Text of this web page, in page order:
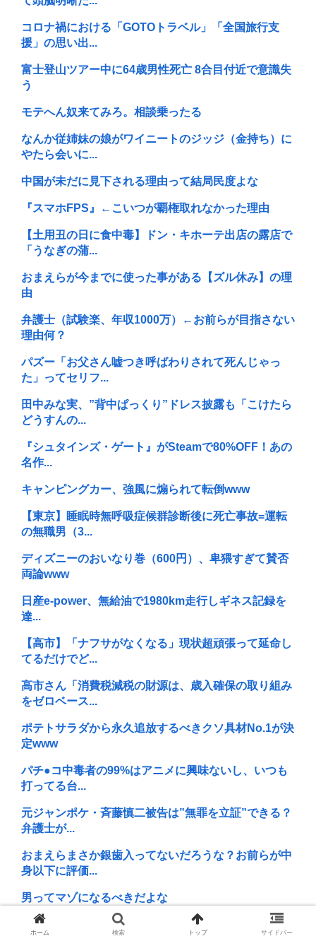
コロナ禍における「GOTOトラベル」「全国旅行支
援」の思い出...
富士登山ツアー中に64歳男性死亡 8合目付近で意識失
う
モテへん奴来てみろ。相談乗ったる
なんか従姉妹の娘がワイニートのジッジ（金持ち）に
やたら会いに...
中国が未だに見下される理由って結局民度よな
『スマホFPS』←こいつが覇権取れなかった理由
【土用丑の日に食中毒】ドン・キホーテ出店の露店で
「うなぎの蒲...
おまえらが今までに使った事がある【ズル休み】の理
由
弁護士（試験楽、年収1000万）←お前らが目指さない
理由何？
パズー「お父さん嘘つき呼ばわりされて死んじゃっ
た」ってセリフ...
田中みな実、”背中ぱっくり”ドレス披露も「こけたら
どうすんの...
『シュタインズ・ゲート』がSteamで80%OFF！あの
名作...
キャンピングカー、強風に煽られて転倒www
【東京】睡眠時無呼吸症候群診断後に死亡事故=運転
の無職男（3...
ディズニーのおいなり巻（600円）、卑猥すぎて賛否
両論www
日産e-power、無給油で1980km走行しギネス記録を
達...
【高市】「ナフサがなくなる」現状超頑張って延命し
てるだけでど...
高市さん「消費税減税の財源は、歳入確保の取り組み
をゼロベース...
ポテトサラダから永久追放するべきクソ具材No.1が決
定www
パチ●コ中毒者の99%はアニメに興味ないし、いつも
打ってる台...
元ジャンポケ・斉藤慎二被告は”無罪を立証”できる？
弁護士が...
おまえらまさか銀歯入ってないだろうな？お前らが中
身以下に評価...
男ってマゾになるべきだよな
鳥取では電車でなく汽車が走ってるらしい。汽車に乗
ホーム 検索 トップ サイドバー